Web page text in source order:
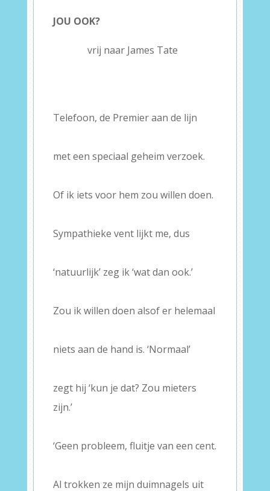
JOU OOK?
vrij naar James Tate
Telefoon, de Premier aan de lijn
met een speciaal geheim verzoek.
Of ik iets voor hem zou willen doen.
Sympathieke vent lijkt me, dus
‘natuurlijk’ zeg ik ‘wat dan ook.’
Zou ik willen doen alsof er helemaal
niets aan de hand is. ‘Normaal’
zegt hij ‘kun je dat? Zou mieters
zijn.’
‘Geen probleem, fluitje van een cent.
Al trokken ze mijn duimnagels uit